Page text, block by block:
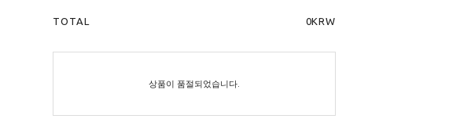
TOTAL 0KRW
상품이 품절되었습니다.